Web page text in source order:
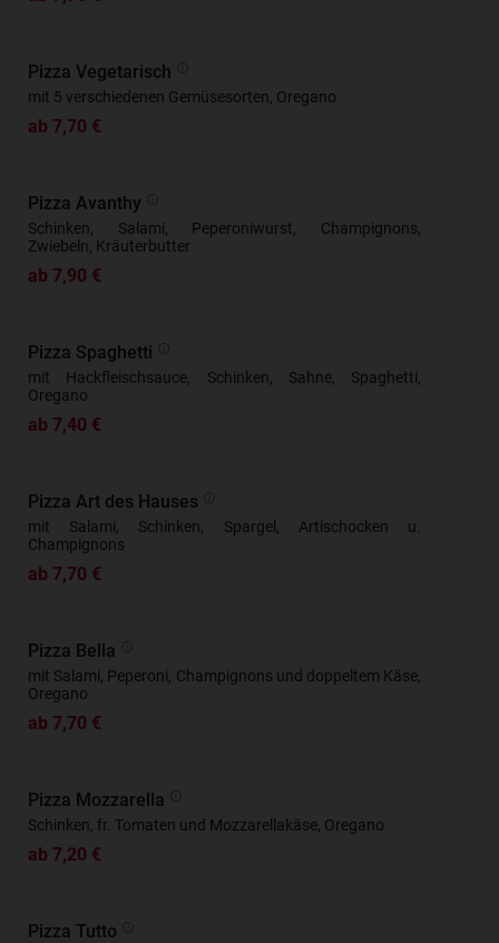
Pizza Vegetarisch
mit 5 verschiedenen Gemüsesorten, Oregano
ab 7,70 €
Pizza Avanthy
Schinken, Salami, Peperoniwurst, Champignons,
Zwiebeln, Kräuterbutter
ab 7,90 €
Pizza Spaghetti
mit Hackfleischsauce, Schinken, Sahne, Spaghetti,
Oregano
ab 7,40 €
Pizza Art des Hauses
mit Salami, Schinken, Spargel, Artischocken u.
Champignons
ab 7,70 €
Pizza Bella
mit Salami, Peperoni, Champignons und doppeltem Käse,
Oregano
ab 7,70 €
Pizza Mozzarella
Schinken, fr. Tomaten und Mozzarellakäse, Oregano
ab 7,20 €
Pizza Tutto